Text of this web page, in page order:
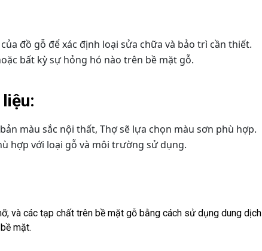
đồ gỗ để xác định loại sửa chữa và bảo trì cần thiết.
bất kỳ sự hỏng hó nào trên bề mặt gỗ.
màu sắc nội thất, Thợ sẽ lựa chọn màu sơn phù hợp.
hợp với loại gỗ và môi trường sử dụng.
và các tạp chất trên bề mặt gỗ bằng cách sử dụng dung dịch
mặt.